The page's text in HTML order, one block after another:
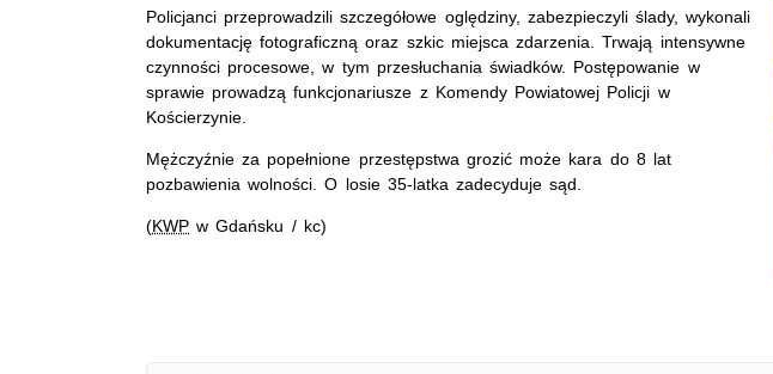
Policjanci przeprowadzili szczegółowe oględziny, zabezpieczyli ślady, wykonali
dokumentację fotograficzną oraz szkic miejsca zdarzenia. Trwają intensywne
czynności procesowe, w tym przesłuchania świadków. Postępowanie w
sprawie prowadzą funkcjonariusze z Komendy Powiatowej Policji w
Kościerzynie.
Mężczyźnie za popełnione przestępstwa grozić może kara do 8 lat
pozbawienia wolności. O losie 35-latka zadecyduje sąd.
(KWP w Gdańsku / kc)